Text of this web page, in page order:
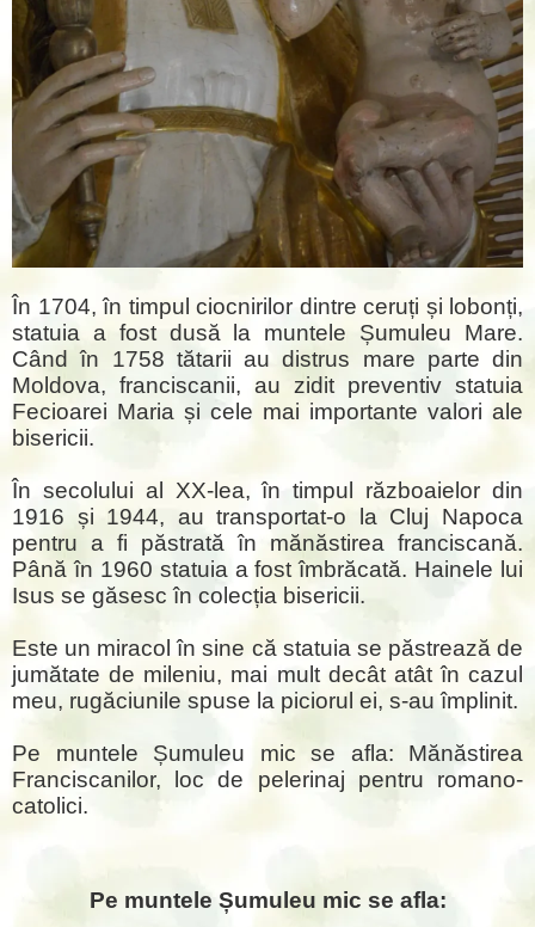
În 1704, în timpul ciocnirilor dintre ceruți și lobonți,
statuia a fost dusă la muntele Șumuleu Mare.
Când în 1758 tătarii au distrus mare parte din
Moldova, franciscanii, au zidit preventiv statuia
Fecioarei Maria și cele mai importante valori ale
bisericii.
În secolului al XX-lea, în timpul războaielor din
1916 și 1944, au transportat-o la Cluj Napoca
pentru a fi păstrată în mănăstirea franciscană.
Până în 1960 statuia a fost îmbrăcată. Hainele lui
Isus se găsesc în colecția bisericii.
Este un miracol în sine că statuia se păstrează de
jumătate de mileniu, mai mult decât atât în cazul
meu, rugăciunile spuse la piciorul ei, s-au împlinit.
Pe muntele Șumuleu mic se afla: Mănăstirea
Franciscanilor, loc de pelerinaj pentru romano-
catolici.
Pe muntele Șumuleu mic se afla: